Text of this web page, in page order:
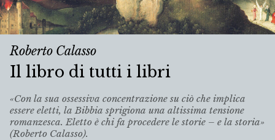
Roberto Calasso
Il libro di tutti i libri
«Con la sua ossessiva concentrazione su ciò che implica
essere eletti, la Bibbia sprigiona una altissima tensione
romanzesca. Eletto è chi fa procedere le storie – e la storia»
(Roberto Calasso).